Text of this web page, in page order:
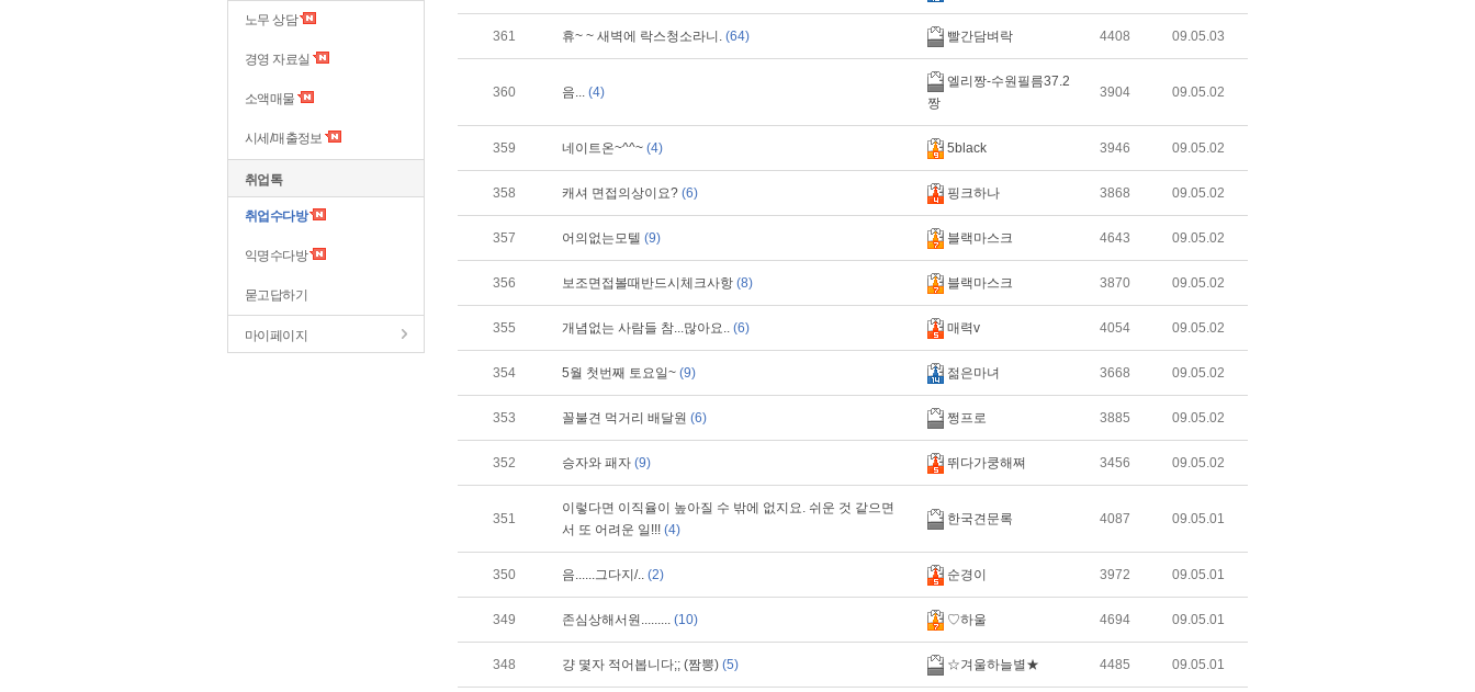
노무 상담
경영 자료실
소액매물
시세/매출정보
취업톡
취업수다방
익명수다방
묻고답하기
마이페이지
361 휴~ ~ 새벽에 락스청소라니. (64) 빨간담벼락 4408 09.05.03
360 음... (4)
엘리짱-수원필름37.2
짱
3904 09.05.02
359 네이트온~^^~ (4) 5black 3946 09.05.02
358 캐셔 면접의상이요? (6) 핑크하나 3868 09.05.02
357 어의없는모텔 (9) 블랙마스크 4643 09.05.02
356 보조면접볼때반드시체크사항 (8) 블랙마스크 3870 09.05.02
355 개념없는 사람들 참...많아요.. (6) 매력v 4054 09.05.02
354 5월 첫번째 토요일~ (9) 젊은마녀 3668 09.05.02
353 꼴불견 먹거리 배달원 (6) 쩡프로 3885 09.05.02
352 승자와 패자 (9) 뛰다가쿵해쪄 3456 09.05.02
351
이렇다면 이직율이 높아질 수 밖에 없지요. 쉬운 것 같으면
서 또 어려운 일!!! (4)
한국견문록 4087 09.05.01
350 음......그다지/.. (2) 순경이 3972 09.05.01
349 존심상해서원......... (10) ♡하울 4694 09.05.01
348 걍 몇자 적어봅니다;; (짬뽕) (5) ☆겨울하늘별★ 4485 09.05.01